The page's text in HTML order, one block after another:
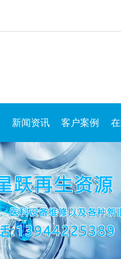
新闻资讯 客户案例